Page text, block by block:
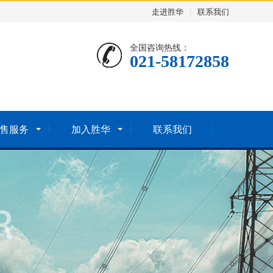
走进胜华 联系我们
全国咨询热线：
021-58172858
服务 加入胜华 联系我们